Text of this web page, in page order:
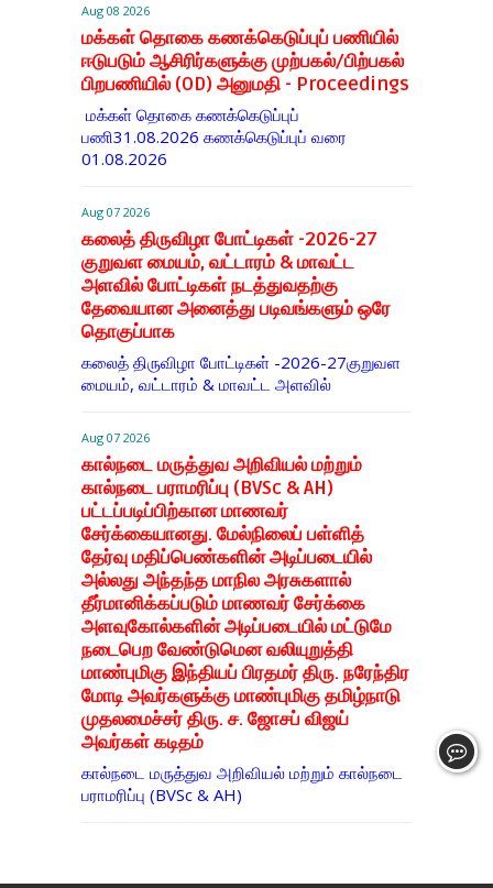
Aug 08 2026
மக்கள் தொகை கணக்கெடுப்புப் பணியில்
ஈடுபடும் ஆசிரிர்களுக்கு முற்பகல்/பிற்பகல்
பிறபணியில் (OD) அனுமதி - Proceedings
மக்கள் தொகை கணக்கெடுப்புப்
பணி31.08.2026 கணக்கெடுப்புப் வரை
01.08.2026
Aug 07 2026
கலைத் திருவிழா போட்டிகள் -2026-27
குறுவள மையம், வட்டாரம் & மாவட்ட
அளவில் போட்டிகள் நடத்துவதற்கு
தேவையான அனைத்து படிவங்களும் ஒரே
தொகுப்பாக
கலைத் திருவிழா போட்டிகள் -2026-27குறுவள
மையம், வட்டாரம் & மாவட்ட அளவில்
Aug 07 2026
கால்நடை மருத்துவ அறிவியல் மற்றும்
கால்நடை பராமரிப்பு (BVSc & AH)
பட்டப்படிப்பிற்கான மாணவர்
சேர்க்கையானது. மேல்நிலைப் பள்ளித்
தேர்வு மதிப்பெண்களின் அடிப்படையில்
அல்லது அந்தந்த மாநில அரசுகளால்
தீர்மானிக்கப்படும் மாணவர் சேர்க்கை
அளவுகோல்களின் அடிப்படையில் மட்டுமே
நடைபெற வேண்டுமென வலியுறுத்தி
மாண்புமிகு இந்தியப் பிரதமர் திரு. நரேந்திர
மோடி அவர்களுக்கு மாண்புமிகு தமிழ்நாடு
முதலமைச்சர் திரு. ச. ஜோசப் விஜய்
அவர்கள் கடிதம்
கால்நடை மருத்துவ அறிவியல் மற்றும் கால்நடை
பராமரிப்பு (BVSc & AH)